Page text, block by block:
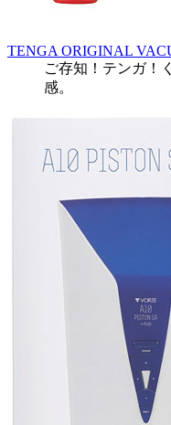
TENGA ORIGINAL
ご存知！テンガ！
感。